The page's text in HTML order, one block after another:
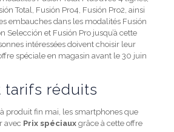
Total, Fusión Pro4, Fusión Pro2, ainsi
embauches dans les modalités Fusión
Selección et Fusión Pro jusqu’à cette
intéressées doivent choisir leur
spéciale en magasin avant le 30 juin
tarifs réduits
produit fin mai, les smartphones que
avec Prix ​​spéciauxgrâce à cette offre